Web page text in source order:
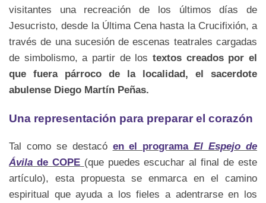
visitantes una recreación de los últimos días de
Jesucristo, desde la Última Cena hasta la Crucifixión, a
través de una sucesión de escenas teatrales cargadas
de simbolismo, a partir de los textos creados por el
que fuera párroco de la localidad, el sacerdote
abulense Diego Martín Peñas.
Una representación para preparar el corazón
Tal como se destacó en el programaEl Espejo de
Ávila de COPE (que puedes escuchar al final de este
artículo), esta propuesta se enmarca en el camino
espiritual que ayuda a los fieles a adentrarse en los